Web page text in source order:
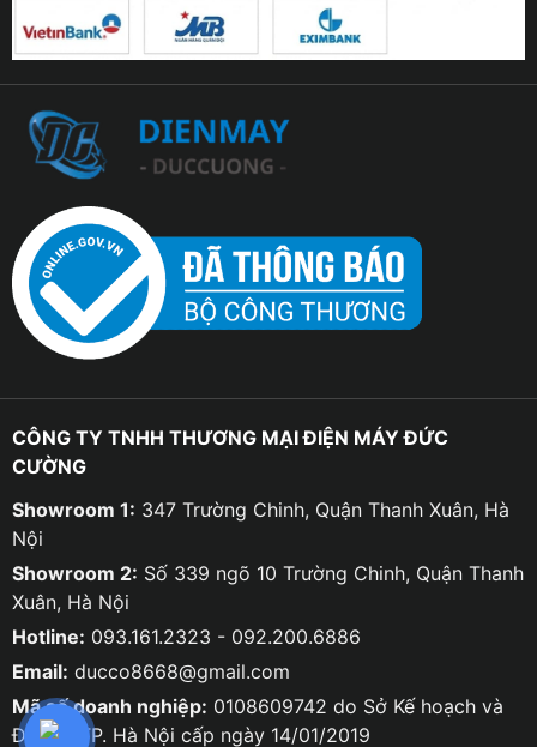
CÔNG TY TNHH THƯƠNG MẠI ĐIỆN MÁY ĐỨC
CƯỜNG
Showroom 1: 347 Trường Chinh, Quận Thanh Xuân, Hà
Nội
Showroom 2: Số 339 ngõ 10 Trường Chinh, Quận Thanh
Xuân, Hà Nội
Hotline: 093.161.2323 - 092.200.6886
Email: ducco8668@gmail.com
Mã số doanh nghiệp: 0108609742 do Sở Kế hoạch và
Đầu tư TP. Hà Nội cấp ngày 14/01/2019